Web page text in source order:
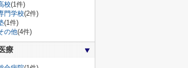
校(1件)
門学校(2件)
(1件)
の他(4件)
医療